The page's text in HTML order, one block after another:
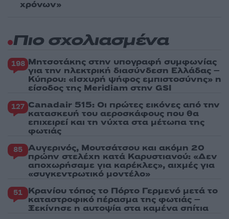
χρόνων»
Πιο σχολιασμένα
198 Μητσοτάκης στην υπογραφή συμφωνίας
για την ηλεκτρική διασύνδεση Ελλάδας –
Κύπρου: «Ισχυρή ψήφος εμπιστοσύνης» η
είσοδος της Meridiam στην GSI
127 Canadair 515: Οι πρώτες εικόνες από την
κατασκευή του αεροσκάφους που θα
επιχειρεί και τη νύχτα στα μέτωπα της
φωτιάς
85 Αυγερινός, Μουτσάτσου και ακόμη 20
πρώην στελέχη κατά Καρυστιανού: «Δεν
αποχωρήσαμε για καρέκλες», αιχμές για
«συγκεντρωτικό μοντέλο»
51 Κρανίου τόπος το Πόρτο Γερμενό μετά το
καταστροφικό πέρασμα της φωτιάς –
Ξεκίνησε η αυτοψία στα καμένα σπίτια